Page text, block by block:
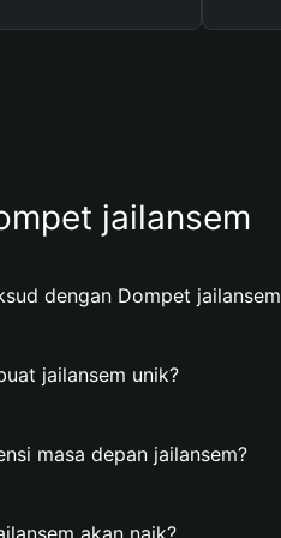
jailansem
dengan Dompet
jailansem unik?
masa depan jailansem?
akan naik?